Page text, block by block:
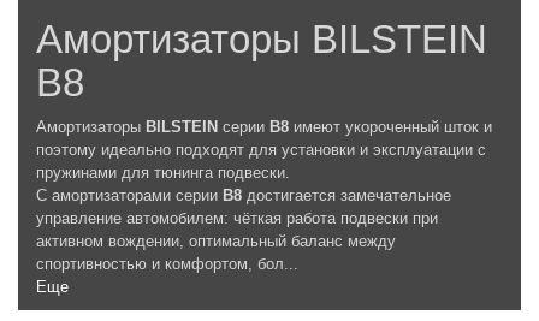
Амортизаторы BILSTEIN
B8
Амортизаторы BILSTEIN серии B8 имеют укороченный шток и
поэтому идеально подходят для установки и эксплуатации с
пружинами для тюнинга подвески.
С амортизаторами серии B8 достигается замечательное
управление автомобилем: чёткая работа подвески при
активном вождении, оптимальный баланс между
спортивностью и комфортом, бол...
Еще